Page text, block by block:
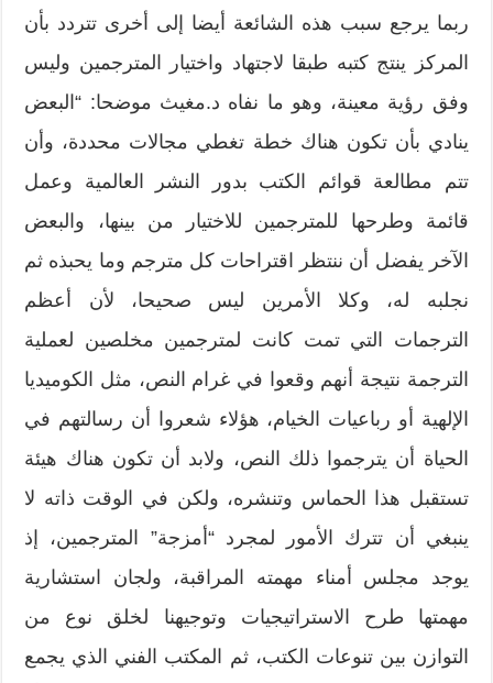
ربما يرجع سبب هذه الشائعة أيضا إلى أخرى تتردد بأن
المركز ينتج كتبه طبقا لاجتهاد واختيار المترجمين وليس
وفق رؤية معينة،‮ ‬وهو ما نفاه د.مغيث موضحا‮: “‬البعض
ينادي بأن تكون هناك خطة تغطي مجالات محددة،‮ ‬وأن
تتم مطالعة قوائم الكتب بدور النشر العالمية وعمل
قائمة وطرحها للمترجمين للاختيار من بينها،‮ ‬والبعض
الآخر يفضل أن ننتظر اقتراحات كل مترجم وما يحبذه ثم
نجلبه له،‮ ‬وكلا الأمرين ليس صحيحا،‮ ‬لأن أعظم
الترجمات التي تمت كانت لمترجمين مخلصين لعملية
الترجمة نتيجة أنهم وقعوا في‮ ‬غرام النص،‮ ‬مثل الكوميديا
الإلهية أو رباعيات الخيام،‮ ‬هؤلاء شعروا أن رسالتهم في
الحياة أن يترجموا ذلك النص،‮ ‬ولابد أن تكون هناك هيئة
تستقبل هذا الحماس وتنشره،‮ ‬ولكن في الوقت ذاته لا
ينبغي أن تترك الأمور لمجرد‮ “‬أمزجة‮” ‬المترجمين،‮ ‬إذ
يوجد مجلس أمناء مهمته المراقبة،‮ ‬ولجان استشارية
مهمتها طرح الاستراتيجيات وتوجيهنا لخلق نوع من
التوازن بين تنوعات الكتب،‮ ‬ثم المكتب الفني الذي يجمع